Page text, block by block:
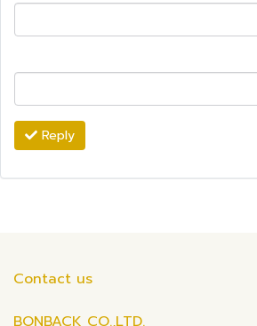
Reply
Contact us
BONBACK CO.,LTD.